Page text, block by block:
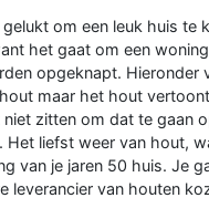
om een leuk huis te
het gaat om een
opgeknapt. Hieronder
maar het hout
zitten om dat te gaan
Het liefst weer van hout,
van je jaren 50 huis. Je
leverancier van houten